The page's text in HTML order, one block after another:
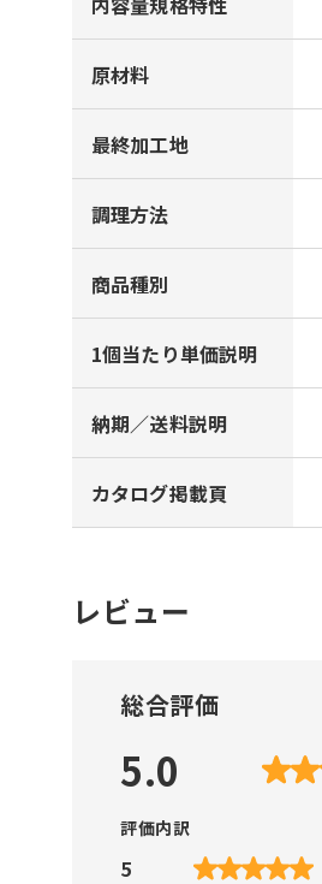
原材料
最終加工地
調理方法
商品種別
1個当たり単価説明
納期／送料説明
カタログ掲載頁
レビュー
総合評価
5.0
評価内訳
5